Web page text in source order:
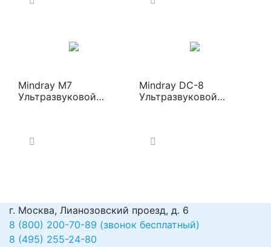
Mindray M7
Ультразвуковой
Mindray DC-8
Ультразвуковой
г. Москва, Лианозовский проезд, д. 6
8 (800) 200-70-89 (звонок бесплатный)
8 (495) 255-24-80